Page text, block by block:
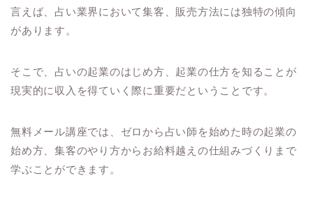
言えば、占い業界において集客、販売方法には独特の傾向
があります。
そこで、占いの起業のはじめ方、起業の仕方を知ることが
現実的に収入を得ていく際に重要だということです。
無料メール講座では、ゼロから占い師を始めた時の起業の
始め方、集客のやり方からお給料越えの仕組みづくりまで
学ぶことができます。